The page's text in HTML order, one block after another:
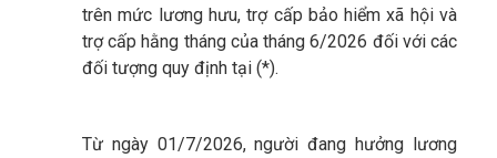
trên mức lương hưu, trợ cấp bảo hiểm xã hội và
trợ cấp hằng tháng của tháng 6/2026 đối với các
đối tượng quy định tại (*).
Từ ngày 01/7/2026, người đang hưởng lương